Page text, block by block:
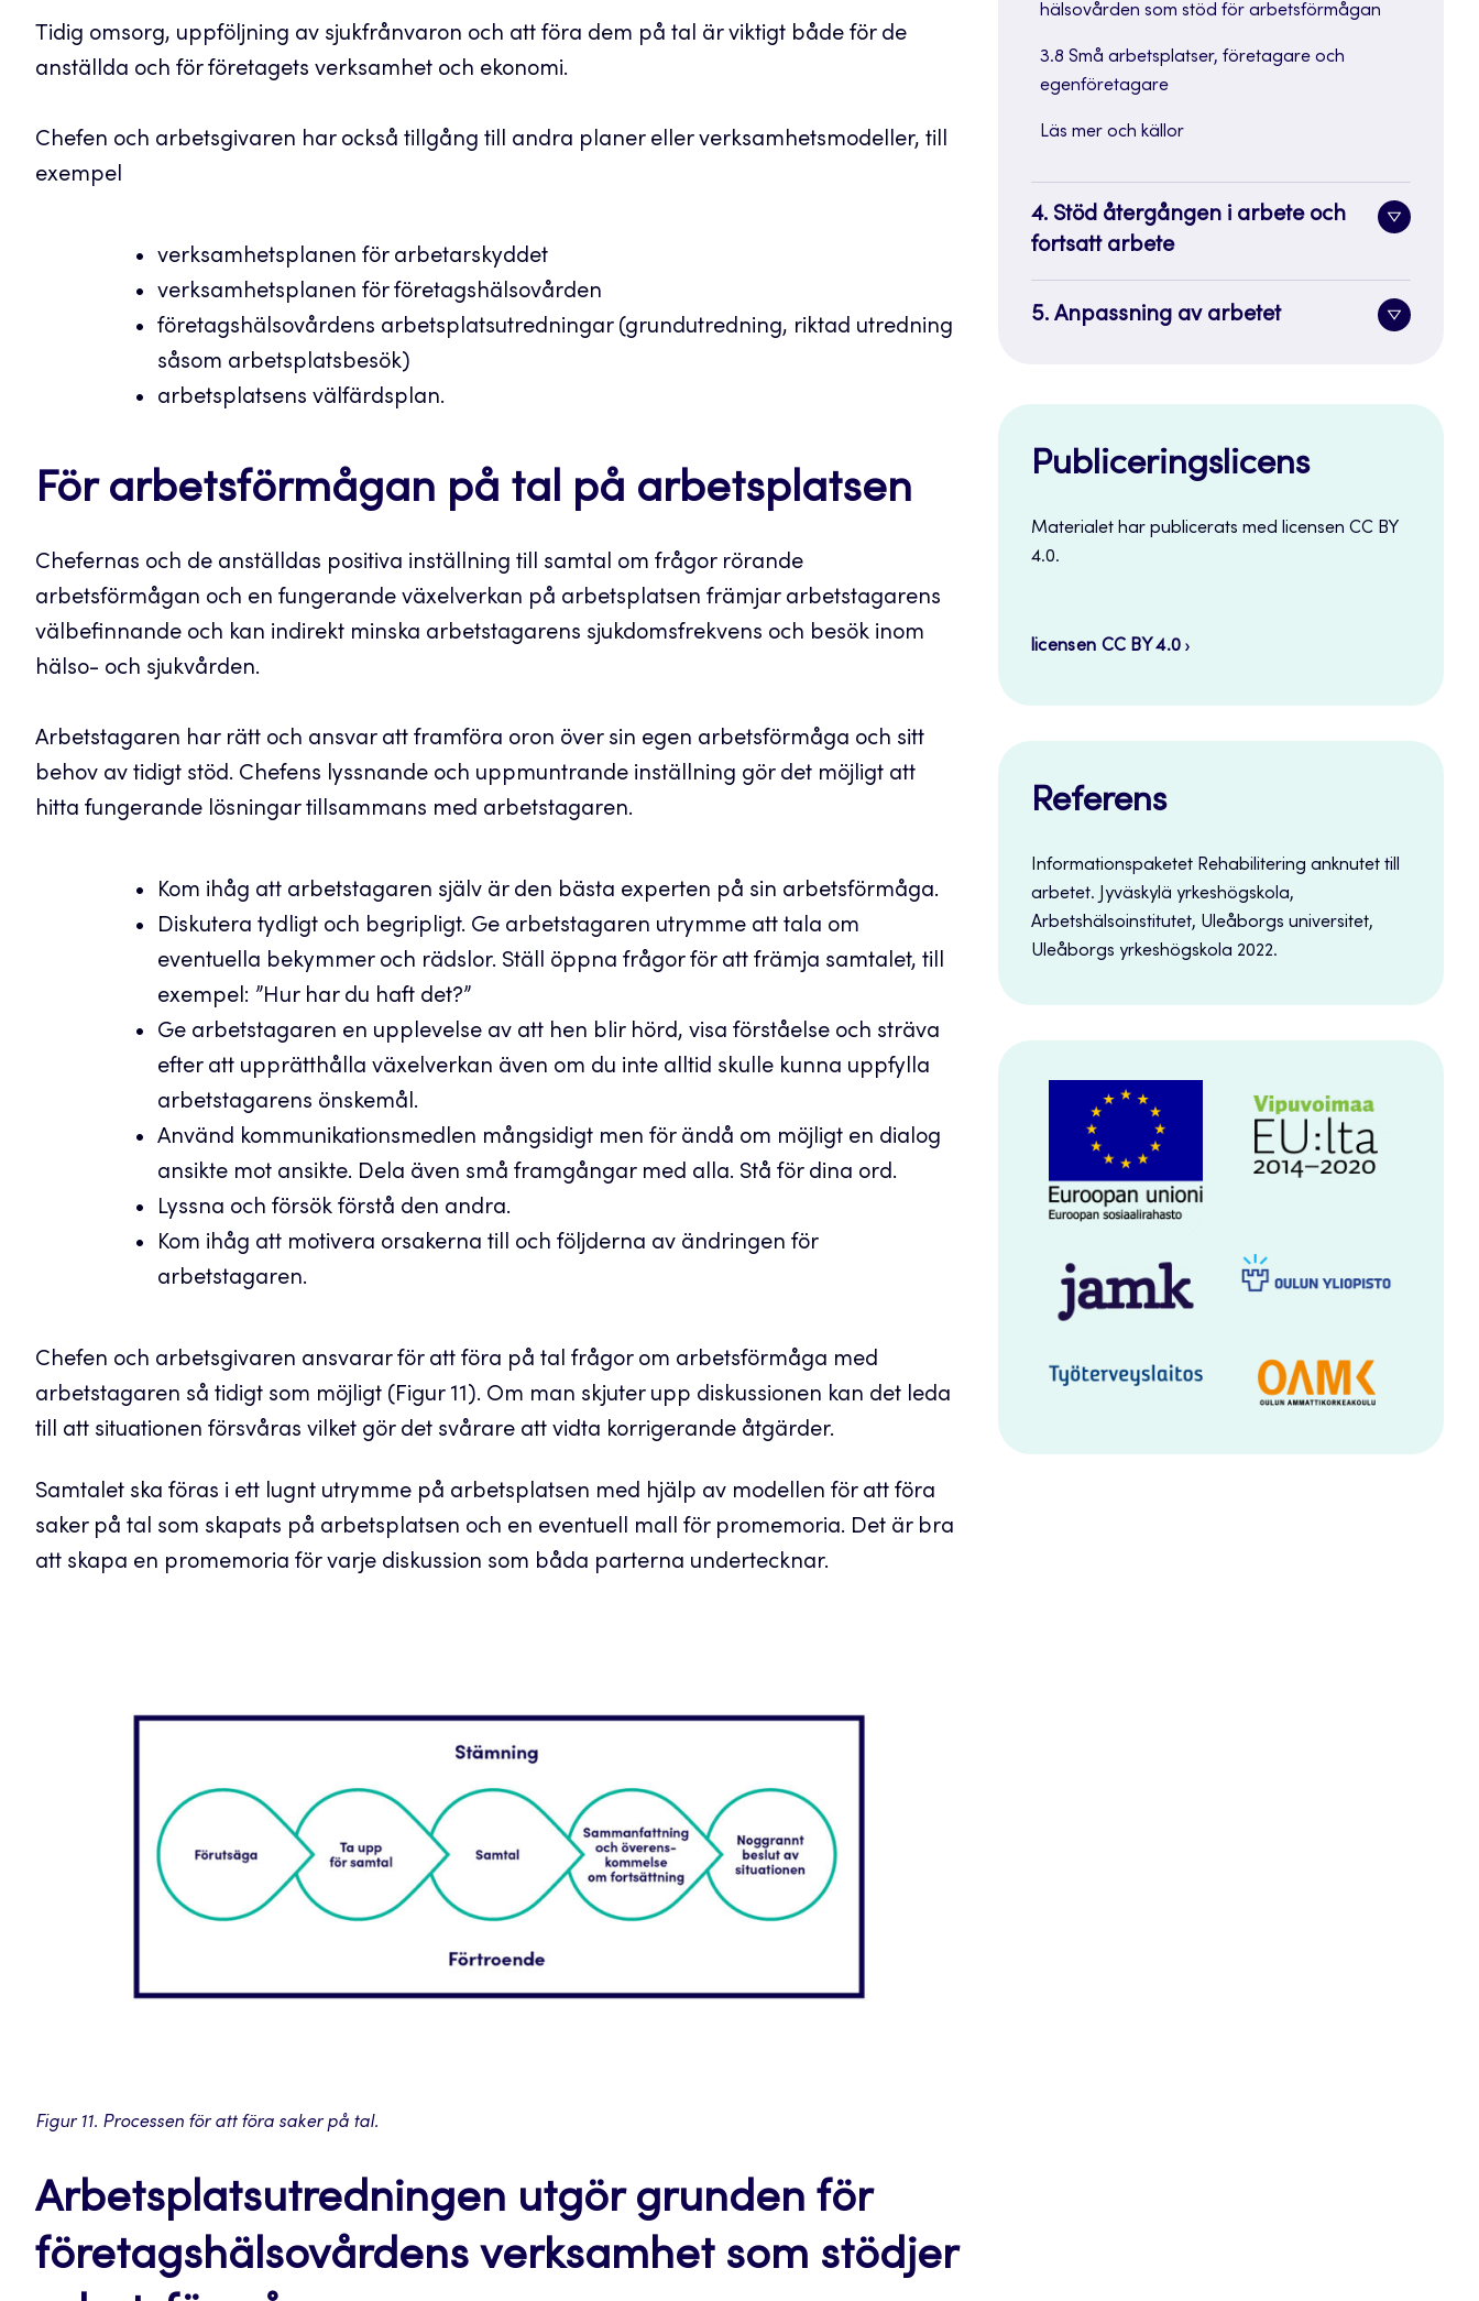
Tidig omsorg, uppföljning av sjukfrånvaron och att föra dem på tal är viktigt både för de
anställda och för företagets verksamhet och ekonomi.
Chefen och arbetsgivaren har också tillgång till andra planer eller verksamhetsmodeller, till
exempel
verksamhetsplanen för arbetarskyddet
verksamhetsplanen för företagshälsovården
företagshälsovårdens arbetsplatsutredningar (grundutredning, riktad utredning
såsom arbetsplatsbesök)
arbetsplatsens välfärdsplan.
För arbetsförmågan på tal på arbetsplatsen
Chefernas och de anställdas positiva inställning till samtal om frågor rörande
arbetsförmågan och en fungerande växelverkan på arbetsplatsen främjar arbetstagarens
välbefinnande och kan indirekt minska arbetstagarens sjukdomsfrekvens och besök inom
hälso- och sjukvården.
Arbetstagaren har rätt och ansvar att framföra oron över sin egen arbetsförmåga och sitt
behov av tidigt stöd. Chefens lyssnande och uppmuntrande inställning gör det möjligt att
hitta fungerande lösningar tillsammans med arbetstagaren.
Kom ihåg att arbetstagaren själv är den bästa experten på sin arbetsförmåga.
Diskutera tydligt och begripligt. Ge arbetstagaren utrymme att tala om
eventuella bekymmer och rädslor. Ställ öppna frågor för att främja samtalet, till
exempel: ”Hur har du haft det?”
Ge arbetstagaren en upplevelse av att hen blir hörd, visa förståelse och sträva
efter att upprätthålla växelverkan även om du inte alltid skulle kunna uppfylla
arbetstagarens önskemål.
Använd kommunikationsmedlen mångsidigt men för ändå om möjligt en dialog
ansikte mot ansikte. Dela även små framgångar med alla. Stå för dina ord.
Lyssna och försök förstå den andra.
Kom ihåg att motivera orsakerna till och följderna av ändringen för
arbetstagaren.
Chefen och arbetsgivaren ansvarar för att föra på tal frågor om arbetsförmåga med
arbetstagaren så tidigt som möjligt (Figur 11). Om man skjuter upp diskussionen kan det leda
till att situationen försvåras vilket gör det svårare att vidta korrigerande åtgärder.
Samtalet ska föras i ett lugnt utrymme på arbetsplatsen med hjälp av modellen för att föra
saker på tal som skapats på arbetsplatsen och en eventuell mall för promemoria. Det är bra
att skapa en promemoria för varje diskussion som båda parterna undertecknar.
Figur 11. Processen för att föra saker på tal.
Arbetsplatsutredningen utgör grunden för
företagshälsovårdens verksamhet som stödjer
hälsovården som stöd för arbetsförmågan
3.8 Små arbetsplatser, företagare och
egenföretagare
Läs mer och källor
4. Stöd återgången i arbete och
fortsatt arbete
Toggle
5. Anpassning av arbetet
Toggle
Publiceringslicens
Materialet har publicerats med licensen CC BY
4.0.
licensen CC BY 4.0
Referens
Informationspaketet Rehabilitering anknutet till
arbetet. Jyväskylä yrkeshögskola,
Arbetshälsoinstitutet, Uleåborgs universitet,
Uleåborgs yrkeshögskola 2022.